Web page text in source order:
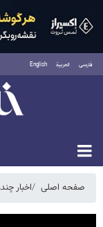
فارسی العربية English
صفحه اصلی اخبار